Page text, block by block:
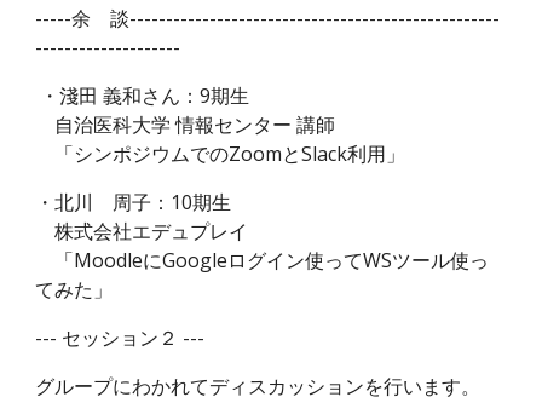
-----余 談---------------------------------------------------
--------------------
・淺田 義和さん：9期生
自治医科大学 情報センター 講師
「シンポジウムでのZoomとSlack利用」
・北川 周子：10期生
株式会社エデュプレイ
「MoodleにGoogleログイン使ってWSツール使っ
てみた」
--- セッション２ ---
グループにわかれてディスカッションを行います。